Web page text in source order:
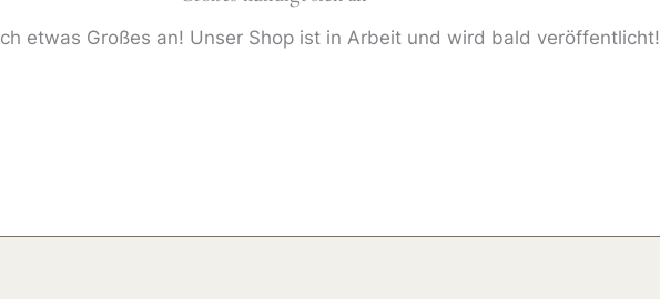
etwas Großes an! Unser Shop ist in Arbeit und wird bald veröffentlicht!